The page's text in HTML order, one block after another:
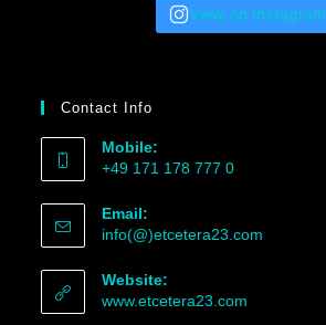
View on Instagram
Contact Info
Mobile:
+49 171 178 777 0
Email:
info(@)etcetera23.com
Website:
www.etcetera23.com